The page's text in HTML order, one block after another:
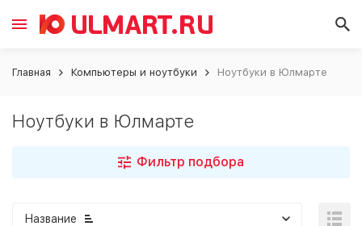
Главная Компьютеры и ноутбуки Ноутбуки в Юлмарте
Ноутбуки в Юлмарте
Фильтр подбора
Название